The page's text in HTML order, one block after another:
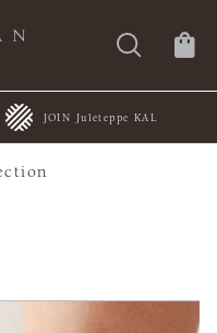
JOIN Juleteppe KAL